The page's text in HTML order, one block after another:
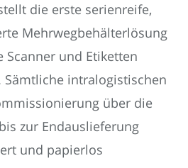
die erste serienreife,
Mehrwegbehälterlösung
Scanner und Etiketten
Sämtliche intralogistischen
über die
zur Endauslieferung
und papierlos